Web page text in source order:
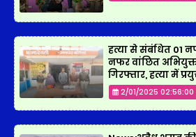
हत्या से संबंधित 01
नफर वांछित
गिरफ्तार, हत्या में
2/01/2025 02:56:00